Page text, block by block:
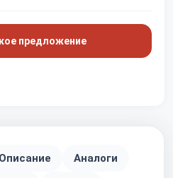
предложение
Описание Аналоги